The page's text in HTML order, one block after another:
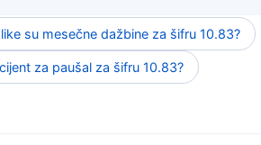
su mesečne dažbine za šifru 10.83?
za paušal za šifru 10.83?